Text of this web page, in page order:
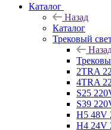
Каталог
Назад
Каталог
Трековый
2TRA
4TRA
S25
S39
H5 48V
H4 24V